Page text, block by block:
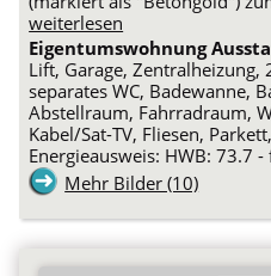
weiterlesen
Eigentumswohnung
Lift, Garage,
separates WC, Badewanne,
Abstellraum, Fahrradraum,
Kabel/Sat-TV, Fliesen,
Energieausweis: HWB: 73.7 -
Mehr Bilder (10)